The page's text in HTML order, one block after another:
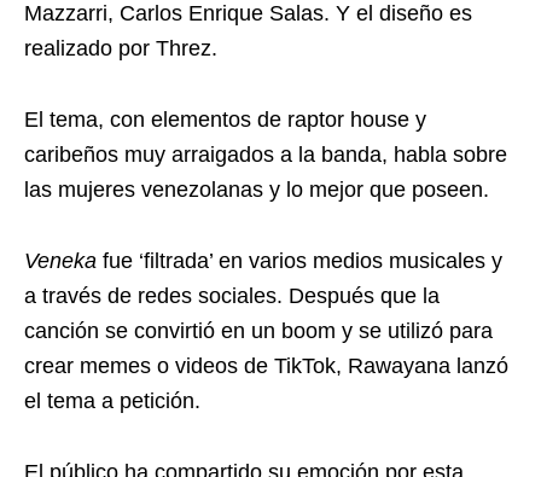
Mazzarri, Carlos Enrique Salas. Y el diseño es
realizado por Threz.
El tema, con elementos de raptor house y
caribeños muy arraigados a la banda, habla sobre
las mujeres venezolanas y lo mejor que poseen.
Veneka fue ‘filtrada’ en varios medios musicales y
a través de redes sociales. Después que la
canción se convirtió en un boom y se utilizó para
crear memes o videos de TikTok, Rawayana lanzó
el tema a petición.
El público ha compartido su emoción por esta